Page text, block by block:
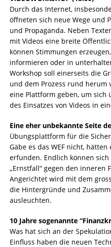
Durch das Internet,
öffneten sich neue Wege und
und Propaganda. Neben
mit Videos eine breite
können Stimmungen
informieren oder in
Workshop soll einerseits die
und dem Prozess rund
eine Plattform geben, um sich
des Einsatzes von Videos in
Eine eher unbekannte Seite
Übungsplattform für die
Gäbe es das WEF nicht,
erfunden. Endlich können
„Ernstfall“ gegen den inneren
Angerichtet wird mit dem
die Hintergründe und
ausleuchten.
10 Jahre sogenannte
Was hat sich an der
Einfluss haben die neuen